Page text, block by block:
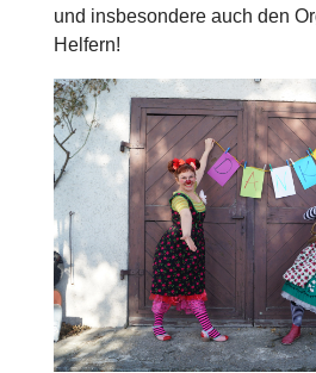
und insbesondere auch den
Helfern!